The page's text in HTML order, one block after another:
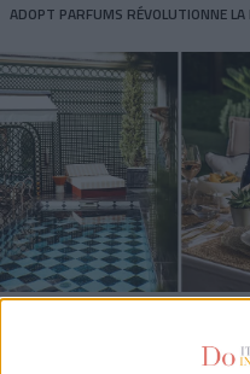
ADOPT PARFUMS RÉVOLUTIONNE